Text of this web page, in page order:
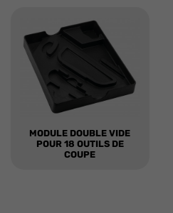
MODULE DOUBLE VIDE
POUR 18 OUTILS DE
COUPE